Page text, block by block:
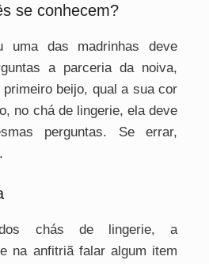
se conhecem?
uma das madrinhas deve
a parceria da noiva,
beijo, qual a sua cor
no chá de lingerie, ela deve
perguntas. Se errar,
chás de lingerie, a
na anfitriã falar algum item